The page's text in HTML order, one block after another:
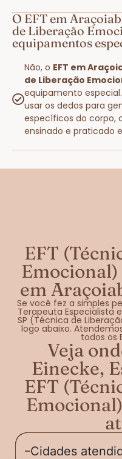
O EFT em
de Liberação
equipamentos
Não, o EFT em
de Liberação
equipamento
usar os dedos para
específicos do corpo,
ensinado e praticado
EFT
em
Se você fez a simples
Terapeuta Especialista
SP (Técnica de
logo abaixo.
todos os
Veja
Einecke,
EFT
Cidades